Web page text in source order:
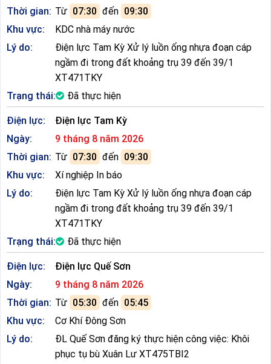
Thời gian: Từ 07:30 đến 09:30
Khu vực:
KDC nhà máy nước
Lý do:
Điện lực Tam Kỳ Xử lý luồn ống nhựa đoạn cáp
ngầm đi trong đất khoảng trụ 39 đến 39/1
XT471TKY
Trạng thái:
Đã thực hiện
Điện lực:
Điện lực Tam Kỳ
Ngày:
9 tháng 8 năm 2026
Thời gian: Từ 07:30 đến 09:30
Khu vực:
Xí nghiệp In báo
Lý do:
Điện lực Tam Kỳ Xử lý luồn ống nhựa đoạn cáp
ngầm đi trong đất khoảng trụ 39 đến 39/1
XT471TKY
Trạng thái:
Đã thực hiện
Điện lực:
Điện lực Quế Sơn
Ngày:
9 tháng 8 năm 2026
Thời gian: Từ 05:30 đến 05:45
Khu vực:
Cơ Khí Đông Sơn
Lý do:
ĐL Quế Sơn đăng ký thực hiện công việc: Khôi
phục tụ bù Xuân Lư XT475TBI2